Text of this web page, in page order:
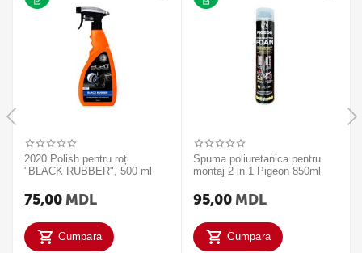
2020 Polish pentru roți
"BLACK RUBBER", 500 ml
75,00 MDL
Cumpara
Spuma poliuretanica pentru
montaj 2 in 1 Pigeon 850ml
95,00 MDL
Cumpara